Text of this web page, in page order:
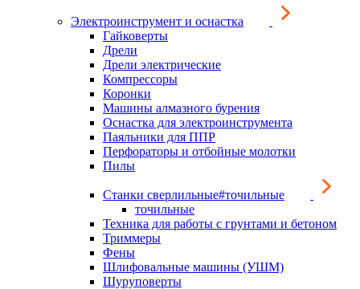
Электроинструмент и оснастка
Гайковерты
Дрели
Дрели электрические
Компрессоры
Коронки
Машины алмазного бурения
Оснастка для электроинструмента
Паяльники для ППР
Перфораторы и отбойные молотки
Пилы
Станки сверлильные#точильные
точильные
Техника для работы с грунтами и бетоном
Триммеры
Фены
Шлифовальные машины (УШМ)
Шуруповерты